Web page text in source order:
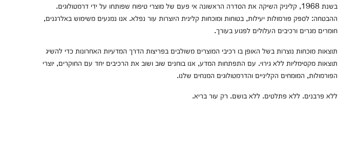
בשנת 1968, קליניק השיקה את הסדרה הראשונה אי פעם של מוצרי טיפוח שפותחו על ידי דרמטולוגים.
ההבטחה: לספק פורמולות יעילות, בטוחות ומוכחות קלינית היוצרות עור נפלא. אנו נמנעים משימוש באלרגנים,
חומרים מגרים ורכיבים העלולים לפגוע בעורך.
תוצאות מוכחות נוצרות בשל האופן בו רכיבי המוצרים משולבים בפריצות הדרך המדעיות האחרונות כדי להשיג
תוצאות מקסימליות ללא גירוי. עם התפתחות המדע, אנו בוחנים שוב ושוב את הרכיבים יחד עם החוקרים, יוצרי
הפורמולות, המומחים הקליניים והדרמטולוגים המנחים שלנו.
ללא פרבנים. ללא פתלטים. ללא בושם. רק עור בריא.